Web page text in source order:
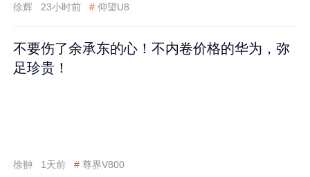
徐辉 23小时前 # 仰望U8
不要伤了余承东的心！不内卷价格的华为，弥
足珍贵！
徐翀 1天前 # 尊界V800